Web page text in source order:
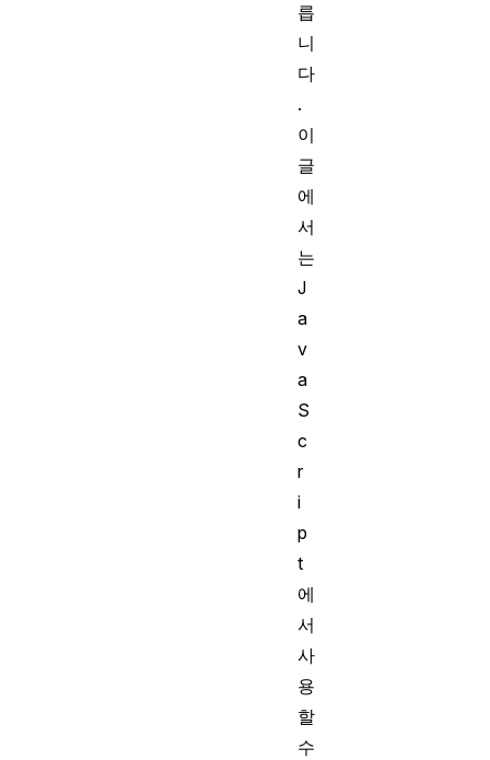
릅
니
다
.
이
글
에
서
는
J
a
v
a
S
c
r
i
p
t
에
서
사
용
할
수